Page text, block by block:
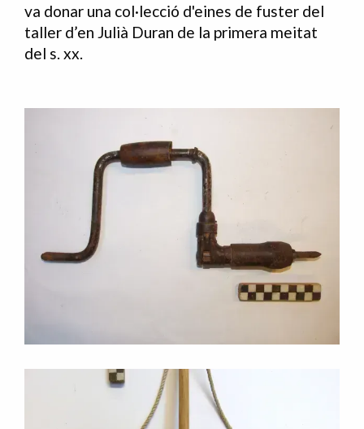
va donar una col·lecció d'eines de fuster del
taller d’en Julià Duran de la primera meitat
del s. xx.